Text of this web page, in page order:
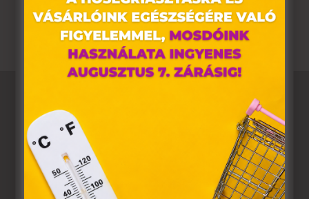
találhatóak.
Weboldalunkon „cookie"-kat (továbbiakban „süti")
alkalmazunk. Ezek olyan fájlok, melyek információt
tárolnak webes böngészőjében. Ehhez az Ön
hozzájárulása szükséges.
A „sütiket" az elektronikus hírközlésről szóló 2003. évi C.
törvény, az elektronikus kereskedelmi szolgáltatások, az
információs társadalommal összefüggő szolgáltatások
egyes kérdéseiről szóló 2001. évi CVIII. törvény, valamint
az Európai Unió előírásainak megfelelően használjuk.
Azon weblapoknak, melyek az Európai Unió országain
belül működnek, a „sütik" használatához, és ezeknek a
felhasználó számítógépén vagy egyéb eszközén történő
tárolásához a felhasználók hozzájárulását kell kérniük.